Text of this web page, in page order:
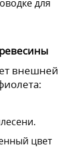
для
внешней
цвет